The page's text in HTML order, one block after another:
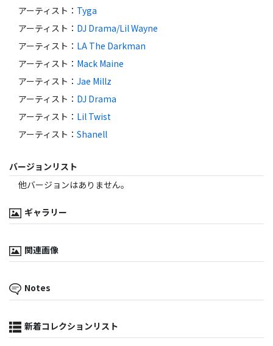
アーティスト ： Tyga
アーティスト ： DJ Drama/Lil Wayne
アーティスト ： LA The Darkman
アーティスト ： Mack Maine
アーティスト ： Jae Millz
アーティスト ： DJ Drama
アーティスト ： Lil Twist
アーティスト ： Shanell
バージョンリスト
他バージョンはありません。
ギャラリー
関連画像
Notes
新着コレクションリスト